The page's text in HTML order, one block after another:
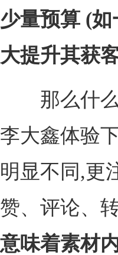
少量预算 (如
大提升其获
那么什么
李大鑫体验
明显不同,更
赞、评论、
意味着素材